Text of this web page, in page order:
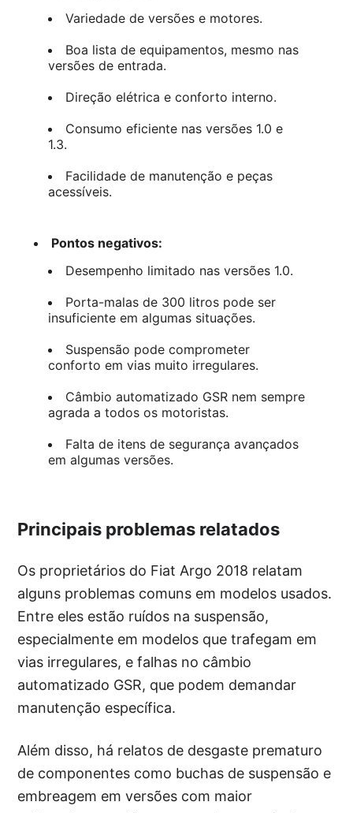
Variedade de versões e motores.
Boa lista de equipamentos, mesmo nas
versões de entrada.
Direção elétrica e conforto interno.
Consumo eficiente nas versões 1.0 e
1.3.
Facilidade de manutenção e peças
acessíveis.
Pontos negativos:
Desempenho limitado nas versões 1.0.
Porta-malas de 300 litros pode ser
insuficiente em algumas situações.
Suspensão pode comprometer
conforto em vias muito irregulares.
Câmbio automatizado GSR nem sempre
agrada a todos os motoristas.
Falta de itens de segurança avançados
em algumas versões.
Principais problemas relatados
Os proprietários do Fiat Argo 2018 relatam
alguns problemas comuns em modelos usados.
Entre eles estão ruídos na suspensão,
especialmente em modelos que trafegam em
vias irregulares, e falhas no câmbio
automatizado GSR, que podem demandar
manutenção específica.
Além disso, há relatos de desgaste prematuro
de componentes como buchas de suspensão e
embreagem em versões com maior